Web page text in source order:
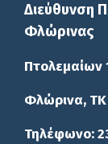
Διεύθυνση
Φλώρινας
Πτολεμαίων
Φλώρινα, ΤΚ
Τηλέφωνο: